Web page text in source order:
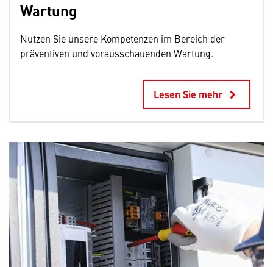
Wartung
Nutzen Sie unsere Kompetenzen im Bereich der
präventiven und vorausschauenden Wartung.
Lesen Sie mehr keyboard_arrow_right